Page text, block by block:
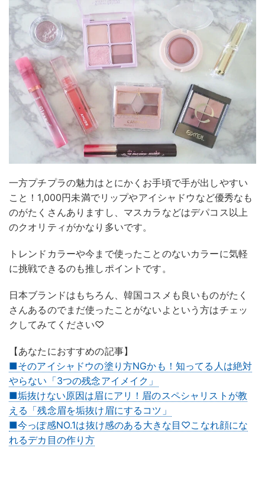
一方プチプラの魅力はとにかくお手頃で手が出しやすい
こと！1,000円未満でリップやアイシャドウなど優秀なも
のがたくさんありますし、マスカラなどはデパコス以上
のクオリティがかなり多いです。
トレンドカラーや今まで使ったことのないカラーに気軽
に挑戦できるのも推しポイントです。
日本ブランドはもちろん、韓国コスメも良いものがたく
さんあるのでまだ使ったことがないよという方はチェッ
クしてみてください♡
【あなたにおすすめの記事】
■そのアイシャドウの塗り方NGかも！知ってる人は絶対
やらない「3つの残念アイメイク」
■垢抜けない原因は眉にアリ！眉のスペシャリストが教
える「残念眉を垢抜け眉にするコツ」
■今っぽ感NO.1は抜け感のある大きな目♡こなれ顔にな
れるデカ目の作り方